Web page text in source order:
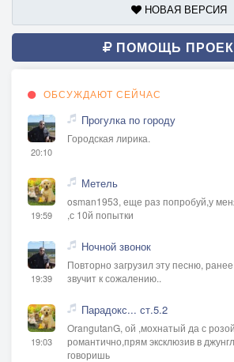
НОВАЯ ВЕРСИЯ
ПОМОЩЬ
ОБСУЖДАЮТ СЕЙЧАС
20:10
Прогулка по городу
Городская лирика.
19:59
Метель
osman1953, еще раз попробуй,у
,с 10й попытки
19:39
Ночной звонок
Повторно загрузил эту песню,
звучит к сожалению..
19:03
Парадокс... ст.5.2
OrangutanG, ой ,мохнатый да с
романтично,прям эксклюзив в
говоришь